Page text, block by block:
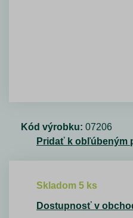
Kód výrobku: 07206
Pridať k obľúbeným
Skladom 5 ks
Dostupnosť v